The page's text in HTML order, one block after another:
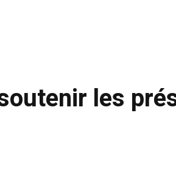
les